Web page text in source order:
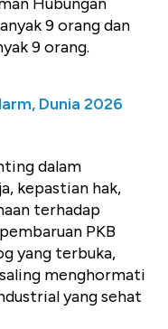
9 orang dan
9 orang.
Dunia 2026
dalam
kepastian hak,
terhadap
PKB
yang terbuka,
menghormati
yang sehat